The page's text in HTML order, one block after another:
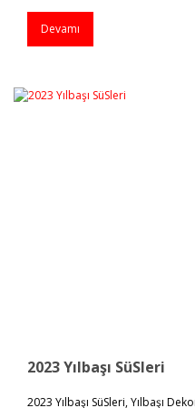
Devamı
2023 Yılbaşı SüSleri
2023 Yılbaşı SüSleri, Yılbaşı